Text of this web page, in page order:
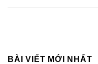
BÀI VIẾT MỚI NHẤT